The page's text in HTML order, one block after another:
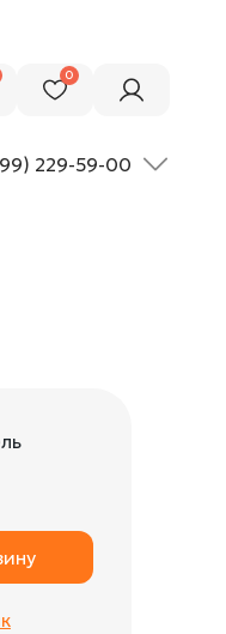
0
229-59-00